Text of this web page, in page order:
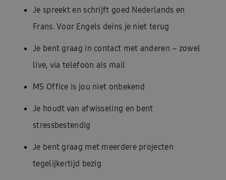
Je spreekt en schrijft goed Nederlands en
Frans. Voor Engels deins je niet terug
Je bent graag in contact met anderen – zowel
live, via telefoon als mail
MS Office is jou niet onbekend
Je houdt van afwisseling en bent
stressbestendig
Je bent graag met meerdere projecten
tegelijkertijd bezig